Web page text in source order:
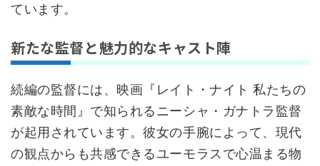
ています。
新たな監督と魅力的なキャスト陣
続編の監督には、映画『レイト・ナイト 私たちの
素敵な時間』で知られるニーシャ・ガナトラ監督
が起用されています。彼女の手腕によって、現代
の観点からも共感できるユーモラスで心温まる物